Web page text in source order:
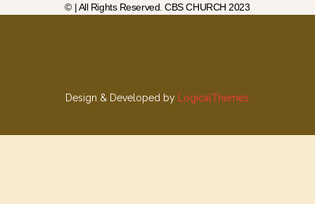
© | All Rights Reserved. CBS CHURCH 2023
Design & Developed by LogicalThemes